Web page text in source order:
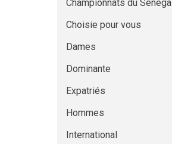
Championnats du Sénégal
Choisie pour vous
Dames
Dominante
Expatriés
Hommes
International